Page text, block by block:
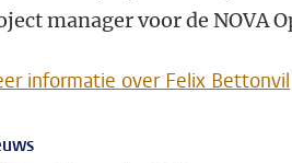
manager voor de NOVA
informatie over Felix Bettonvil